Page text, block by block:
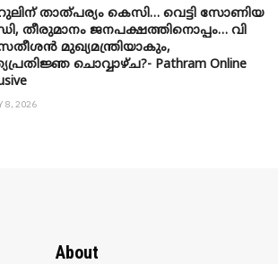
താത്പര്യം കെസി… വെട്ടി സോണിയ
തീരുമാനം ജനപക്ഷത്തിനൊപ്പം… വി
മുഖ്യമന്ത്രിയാകും,
ചൊവ്വാഴ്ച?- Pathram Online
8, 2026
About